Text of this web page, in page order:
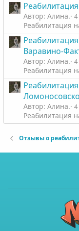
Автор: Алина. 4
Реабилитация
Варавино-
Автор: Алина. 4
Реабилитация
Автор: Алина. 4
Реабилитация
Отзывы о